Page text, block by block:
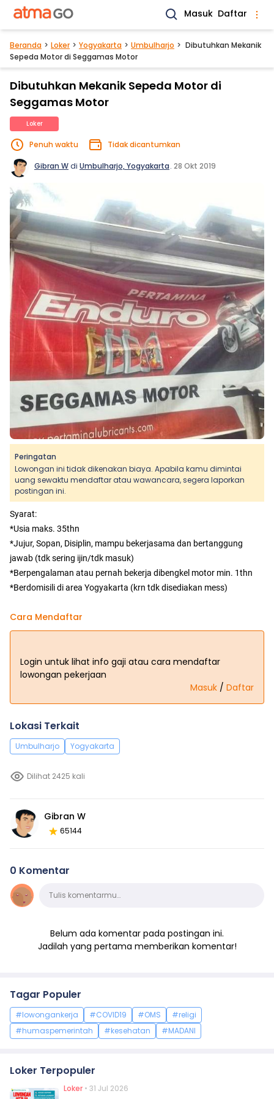
Masuk Daftar
Beranda Loker Yogyakarta Umbulharjo
Dibutuhkan Mekanik
Sepeda Motor di Seggamas Motor
Dibutuhkan Mekanik Sepeda Motor di
Seggamas Motor
Loker
Penuh waktu Tidak dicantumkan
Gibran Wdi Umbulharjo, Yogyakarta. 28 Okt 2019
Peringatan
Lowongan ini tidak dikenakan biaya. Apabila kamu dimintai
uang sewaktu mendaftar atau wawancara, segera laporkan
postingan ini.
Syarat:
*Usia maks. 35thn
*Jujur, Sopan, Disiplin, mampu bekerjasama dan bertanggung
jawab (tdk sering ijin/tdk masuk)
*Berpengalaman atau pernah bekerja dibengkel motor min. 1thn
*Berdomisili di area Yogyakarta (krn tdk disediakan mess)
Cara Mendaftar
Login untuk lihat info gaji atau cara mendaftar
lowongan pekerjaan
Masuk / Daftar
Lokasi Terkait
Umbulharjo Yogyakarta
Dilihat 2425 kali
Gibran W
65144
0 Komentar
KomentarTulis komentarmu…
Belum ada komentar pada postingan ini.
Jadilah yang pertama memberikan komentar!
Tagar Populer
#lowongankerja #COVID19 #OMS
#religi
#humaspemerintah
#kesehatan #MADANI
Loker Terpopuler
Loker • 31 Jul 2026